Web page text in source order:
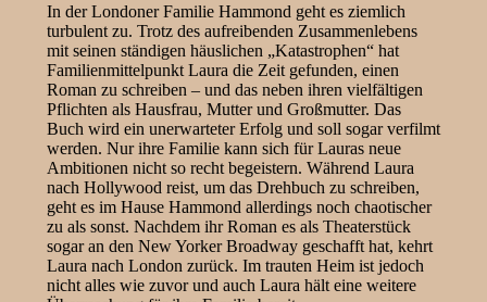
In der Londoner Familie Hammond geht es ziemlich
turbulent zu. Trotz des aufreibenden Zusammenlebens
mit seinen ständigen häuslichen „Katastrophen“ hat
Familienmittelpunkt Laura die Zeit gefunden, einen
Roman zu schreiben – und das neben ihren vielfältigen
Pflichten als Hausfrau, Mutter und Großmutter. Das
Buch wird ein unerwarteter Erfolg und soll sogar verfilmt
werden. Nur ihre Familie kann sich für Lauras neue
Ambitionen nicht so recht begeistern. Während Laura
nach Hollywood reist, um das Drehbuch zu schreiben,
geht es im Hause Hammond allerdings noch chaotischer
zu als sonst. Nachdem ihr Roman es als Theaterstück
sogar an den New Yorker Broadway geschafft hat, kehrt
Laura nach London zurück. Im trauten Heim ist jedoch
nicht alles wie zuvor und auch Laura hält eine weitere